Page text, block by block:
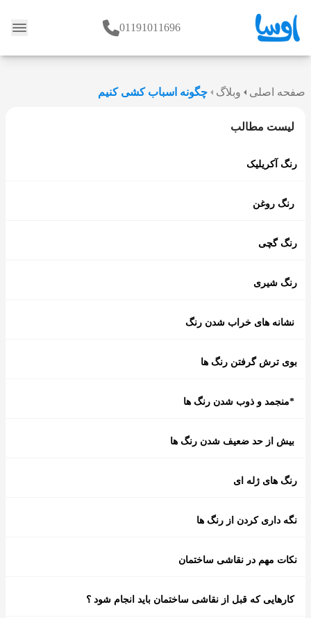
وبلاگ 01191011696
صفحه اصلی وبلاگ چگونه اسباب کشی کنیم
لیست مطالب
رنگ آکریلیک
رنگ روغن
رنگ گچی
رنگ شیری
نشانه های خراب شدن رنگ
بوی ترش گرفتن رنگ ها
*منجمد و ذوب شدن رنگ ها
بیش از حد ضعیف شدن رنگ ها
رنگ های ژله ای
نگه داری کردن از رنگ ها
نکات مهم در نقاشی ساختمان
کارهایی که قبل از نقاشی ساختمان باید انجام شود ؟